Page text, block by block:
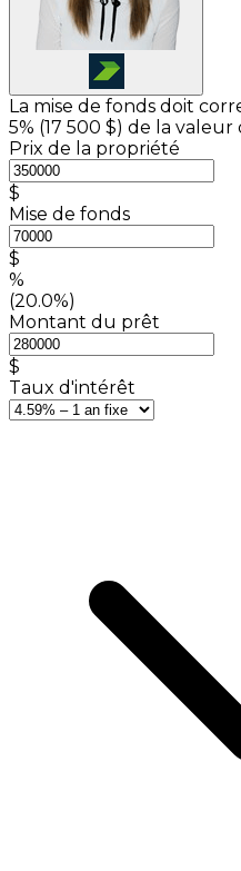
La mise de fonds doit
5% (17 500 $) de la valeur
Prix de la propriété
$
Mise de fonds
$
%
(20.0%)
Montant du prêt
$
Taux d'intérêt